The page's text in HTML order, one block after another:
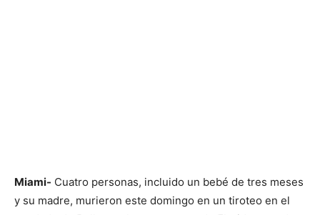
Miami- Cuatro personas, incluido un bebé de tres meses
y su madre, murieron este domingo en un tiroteo en el